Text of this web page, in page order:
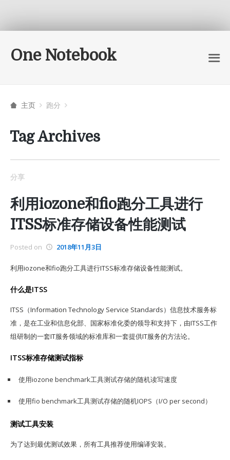
One Notebook
主页 跑分
Tag Archives
分享
利用iozone和fio跑分工具进行
ITSS标准存储设备性能测试
Posted on 2018年11月3日
利用iozone和fio跑分工具进行ITSS标准存储设备性能测试。
什么是ITSS
ITSS（Information Technology Service Standards）信息技术服务标
准，是在工业和信息化部、国家标准化委的领导和支持下，由ITSS工作
组研制的一套IT服务领域的标准库和一套提供IT服务的方法论。
ITSS标准存储测试指标
使用iozone benchmark工具测试存储的随机读写速度
使用fio benchmark工具测试存储的随机IOPS（I/O per second）
测试工具安装
为了达到最优测试效果，所有工具推荐使用编译安装。